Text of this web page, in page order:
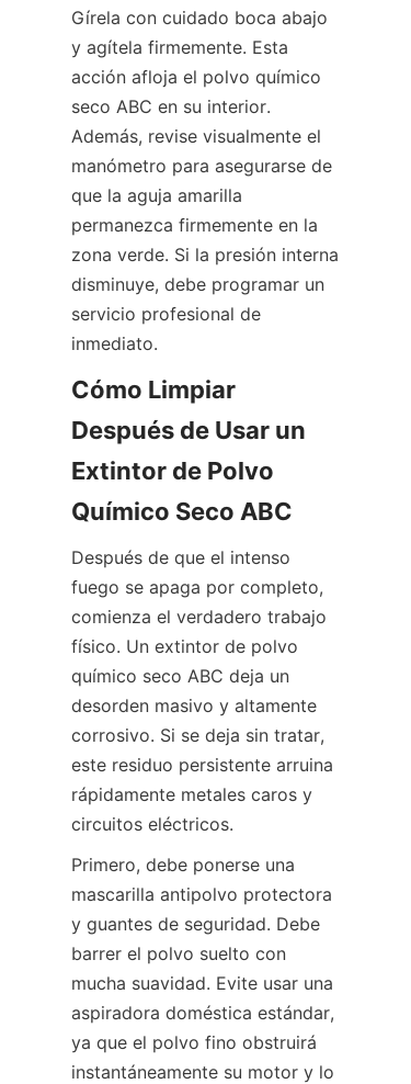
Gírela con cuidado boca abajo
y agítela firmemente. Esta
acción afloja el polvo químico
seco ABC en su interior.
Además, revise visualmente el
manómetro para asegurarse de
que la aguja amarilla
permanezca firmemente en la
zona verde. Si la presión interna
disminuye, debe programar un
servicio profesional de
inmediato.
Cómo Limpiar
Después de Usar un
Extintor de Polvo
Químico Seco ABC
Después de que el intenso
fuego se apaga por completo,
comienza el verdadero trabajo
físico. Un extintor de polvo
químico seco ABC deja un
desorden masivo y altamente
corrosivo. Si se deja sin tratar,
este residuo persistente arruina
rápidamente metales caros y
circuitos eléctricos.
Primero, debe ponerse una
mascarilla antipolvo protectora
y guantes de seguridad. Debe
barrer el polvo suelto con
mucha suavidad. Evite usar una
aspiradora doméstica estándar,
ya que el polvo fino obstruirá
instantáneamente su motor y lo